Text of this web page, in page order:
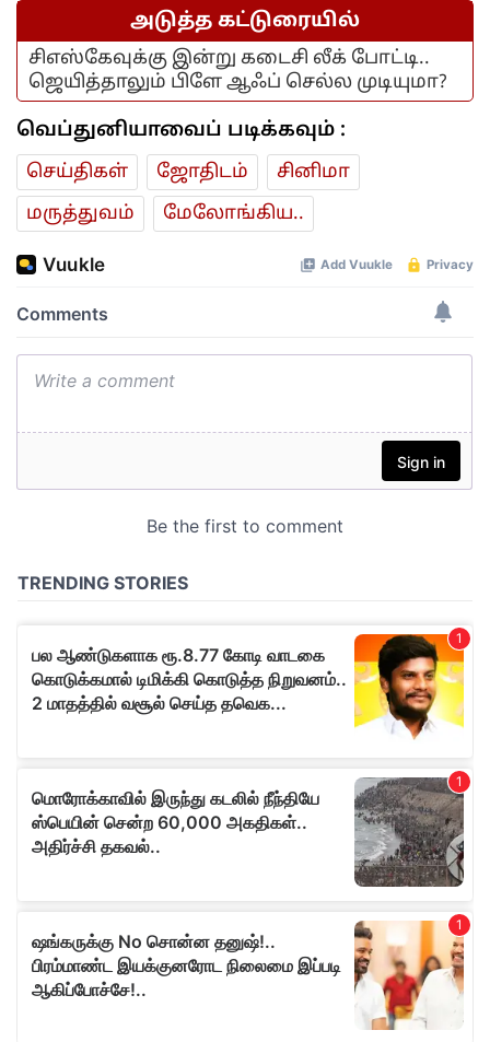
அடுத்த கட்டுரையில்
சிஎஸ்கேவுக்கு இன்று கடைசி லீக் போட்டி..
ஜெயித்தாலும் பிளே ஆஃப் செல்ல முடியுமா?
வெப்துனியாவைப் படிக்கவும் :
செய்திகள் ஜோ‌திட‌ம்
சினிமா
மரு‌த்துவ‌ம்
மேலோங்கிய..